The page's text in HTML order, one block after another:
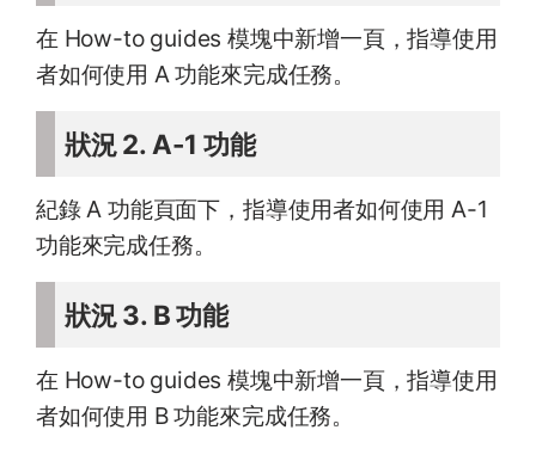
在 How-to guides 模塊中新增一頁，指導使用
者如何使用 A 功能來完成任務。
狀況 2. A-1 功能
紀錄 A 功能頁面下，指導使用者如何使用 A-1
功能來完成任務。
狀況 3. B 功能
在 How-to guides 模塊中新增一頁，指導使用
者如何使用 B 功能來完成任務。